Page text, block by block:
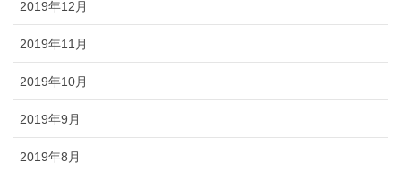
2019年12月
2019年11月
2019年10月
2019年9月
2019年8月